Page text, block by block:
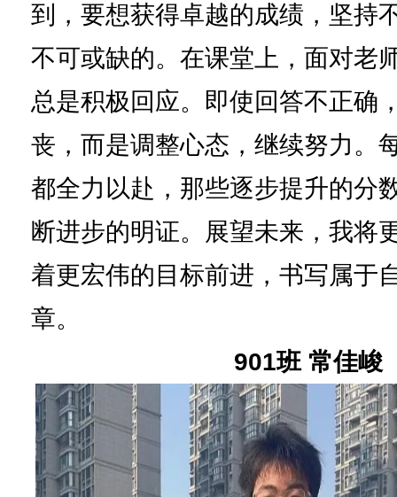
到，要想获得卓越的成绩，坚持
不可或缺的。在课堂上，面对老
总是积极回应。即使回答不正确
丧，而是调整心态，继续努力。
都全力以赴，那些逐步提升的分
断进步的明证。展望未来，我将
着更宏伟的目标前进，书写属于
章。
901班 常佳峻